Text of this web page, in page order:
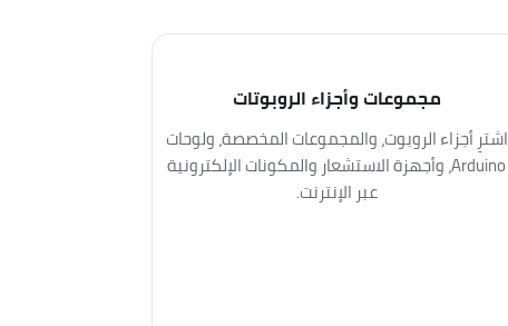
مجموعات وأجزاء الروبوتات
اشترِ أجزاء الروبوت، والمجموعات المخصصة، ولوحات
Arduino، وأجهزة الاستشعار والمكونات الإلكترونية
عبر الإنترنت.